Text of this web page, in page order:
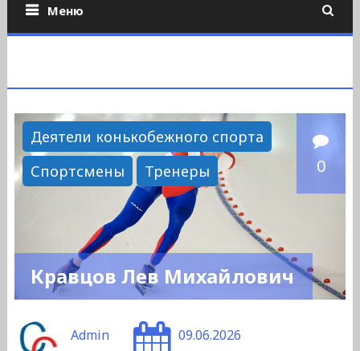
Меню
Деятели конькобежного спорта
Спортсмены
Тренеры 0
Кравцов Лев Михайлович
Admin 09.06.2026